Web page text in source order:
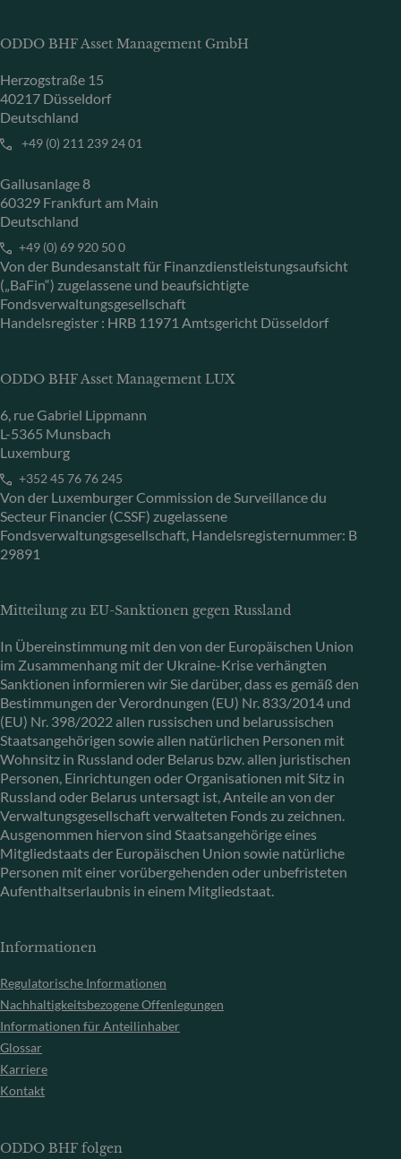
ODDO BHF Asset Management GmbH
Herzogstraße 15
40217 Düsseldorf
Deutschland
+49 (0) 211 239 24 01
Gallusanlage 8
60329 Frankfurt am Main
Deutschland
+49 (0) 69 920 50 0
Von der Bundesanstalt für Finanzdienstleistungsaufsicht
(„BaFin“) zugelassene und beaufsichtigte
Fondsverwaltungsgesellschaft
Handelsregister : HRB 11971 Amtsgericht Düsseldorf
ODDO BHF Asset Management LUX
6, rue Gabriel Lippmann
L-5365 Munsbach
Luxemburg
+352 45 76 76 245
Von der Luxemburger Commission de Surveillance du
Secteur Financier (CSSF) zugelassene
Fondsverwaltungsgesellschaft, Handelsregisternummer: B
29891
Mitteilung zu EU-Sanktionen gegen Russland
In Übereinstimmung mit den von der Europäischen Union
im Zusammenhang mit der Ukraine-Krise verhängten
Sanktionen informieren wir Sie darüber, dass es gemäß den
Bestimmungen der Verordnungen (EU) Nr. 833/2014 und
(EU) Nr. 398/2022 allen russischen und belarussischen
Staatsangehörigen sowie allen natürlichen Personen mit
Wohnsitz in Russland oder Belarus bzw. allen juristischen
Personen, Einrichtungen oder Organisationen mit Sitz in
Russland oder Belarus untersagt ist, Anteile an von der
Verwaltungsgesellschaft verwalteten Fonds zu zeichnen.
Ausgenommen hiervon sind Staatsangehörige eines
Mitgliedstaats der Europäischen Union sowie natürliche
Personen mit einer vorübergehenden oder unbefristeten
Aufenthaltserlaubnis in einem Mitgliedstaat.
Informationen
Regulatorische Informationen
Nachhaltigkeitsbezogene Offenlegungen
Informationen für Anteilinhaber
Glossar
Karriere
Kontakt
ODDO BHF folgen